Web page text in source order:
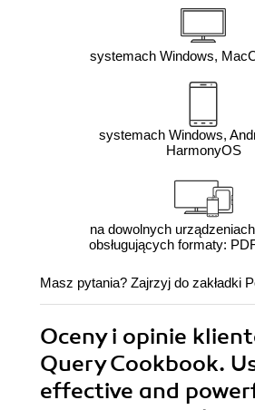
systemach Windows,
systemach Windows,
HarmonyOS
na dowolnych
obsługujących formaty:
Masz pytania? Zajrzyj do zakładki
Oceny i opinie
Query Cookbook.
effective and